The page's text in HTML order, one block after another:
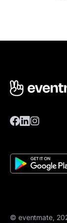
© eventmate,